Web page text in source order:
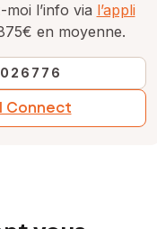
l’info via l’appli
en moyenne.
026776
Connect